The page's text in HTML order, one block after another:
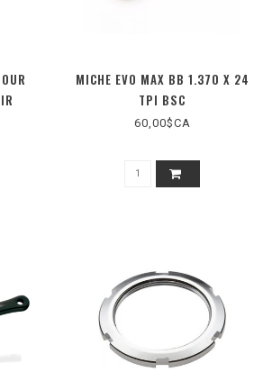
MICHE EVO MAX BB 1.370 X 24
TPI BSC
60,00$CA